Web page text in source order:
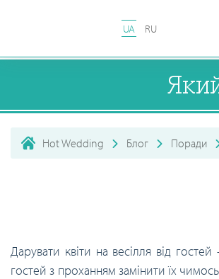
UA RU
Hot Wedding Блог Поради
Дарувати квіти на весілля від
гостей з проханням замінити їх